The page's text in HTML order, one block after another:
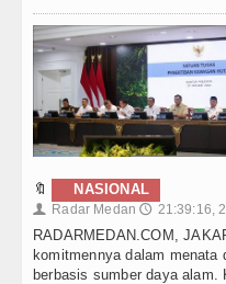
🔖 NASIONAL
👤 Radar Medan 🕔 21:39:16,
RADARMEDAN.COM,
komitmennya dalam menata
berbasis sumber daya